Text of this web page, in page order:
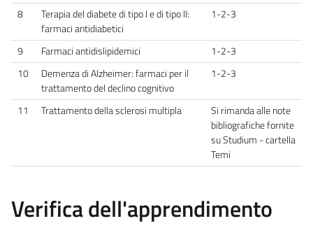
8
Terapia del diabete di tipo I e di tipo II:
farmaci antidiabetici
1-2-3
9 Farmaci antidislipidemici
1-2-3
10
Demenza di Alzheimer: farmaci per il
trattamento del declino cognitivo
1-2-3
11 Trattamento della sclerosi multipla
Si rimanda alle note
bibliografiche fornite
su Studium - cartella
Temi
Verifica dell'apprendimento